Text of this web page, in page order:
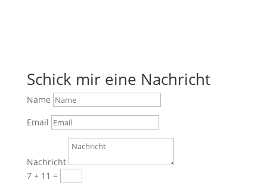
Schick mir eine Nachricht
Name
Email
Nachricht
7 + 11 =